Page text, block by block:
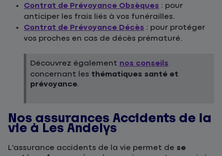
Contrat de Prévoyance Obsèques : pour
anticiper les frais liés à vos funérailles.
Contrat de Prévoyance Décès : pour protéger
vos proches en cas de décès prématuré.
Découvrez également nos conseils
concernant les thématiques santé et
prévoyance.
Nos assurances Accidents de la
vie à Les Andelys
L'assurance accidents de la vie permet de se